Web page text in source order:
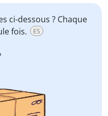
ci-dessous ? Chaque
fois.
ES